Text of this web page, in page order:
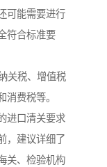
可能需要进行
符合标准要
关税、增值税
费税等。
进口清关要求
，建议详细了
关、检验机构